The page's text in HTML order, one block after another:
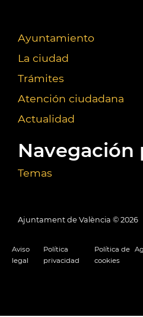
Ayuntamiento
La ciudad
Trámites
Atención ciudadana
Actualidad
Navegación
Temas
Ajuntament de València © 2026
Aviso
legal
Política
privacidad
Política de
cookies